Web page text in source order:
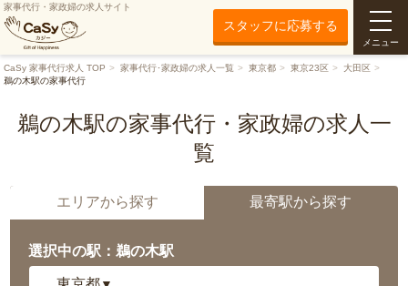
家事代行・家政婦の求人サイト
スタッフに応募する
メニュー
CaSy 家事代行求人 TOP 家事代行･家政婦の求人一覧 東京都 東京23区
大田区
鵜の木駅の家事代行
鵜の木駅の家事代行・家政婦の求人一
覧
エリアから探す 最寄駅から探す
選択中の駅：鵜の木駅